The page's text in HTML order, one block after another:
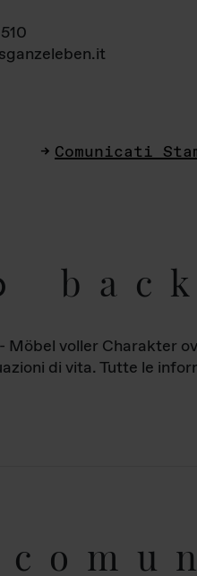
Comunicati
- Möbel voller Charakter
di vita. Tutte le